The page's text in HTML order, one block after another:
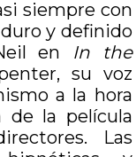
siempre con
y definido
en In the
su voz
a la hora
de la película
Las